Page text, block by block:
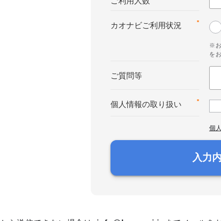
*
カオナビご利用状況
※お
を
ご質問等
*
個人情報の取り扱い
個
入力